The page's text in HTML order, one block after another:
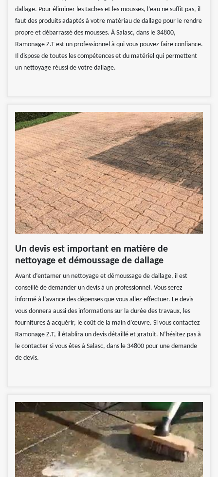
dallage. Pour éliminer les taches et les mousses, l’eau ne suffit pas, il
faut des produits adaptés à votre matériau de dallage pour le rendre
propre et débarrassé des mousses. À Salasc, dans le 34800,
Ramonage Z.T est un professionnel à qui vous pouvez faire confiance.
Il dispose de toutes les compétences et du matériel qui permettent
un nettoyage réussi de votre dallage.
Un devis est important en matière de
nettoyage et démoussage de dallage
Avant d’entamer un nettoyage et démoussage de dallage, il est
conseillé de demander un devis à un professionnel. Vous serez
informé à l’avance des dépenses que vous allez effectuer. Le devis
vous donnera aussi des informations sur la durée des travaux, les
fournitures à acquérir, le coût de la main d’œuvre. Si vous contactez
Ramonage Z.T, il établira un devis détaillé et gratuit. N’hésitez pas à
le contacter si vous êtes à Salasc, dans le 34800 pour une demande
de devis.